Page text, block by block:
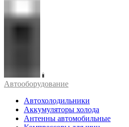
Автооборудование
Автохолодильники
Аккумуляторы холода
Антенны автомобильные